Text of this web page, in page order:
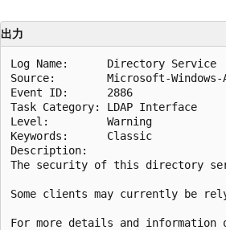
出力
Log Name:      Directory Service
Source:        Microsoft-Windows-
Event ID:      2886
Task Category: LDAP Interface
Level:         Warning
Keywords:      Classic
Description:
The security of this directory
Some clients may currently be
For more details and